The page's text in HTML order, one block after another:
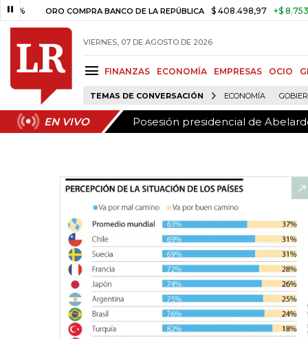
ORO COMPRA BANCO DE LA REPÚBLICA $ 408.498,97 +$ 8.753,81
VIERNES, 07 DE AGOSTO DE 2026
FINANZAS ECONOMÍA EMPRESAS OCIO
TEMAS DE CONVERSACIÓN ECONOMÍA
EN VIVO Posesión presidencial de
EN VIVO Posesión presidencial de